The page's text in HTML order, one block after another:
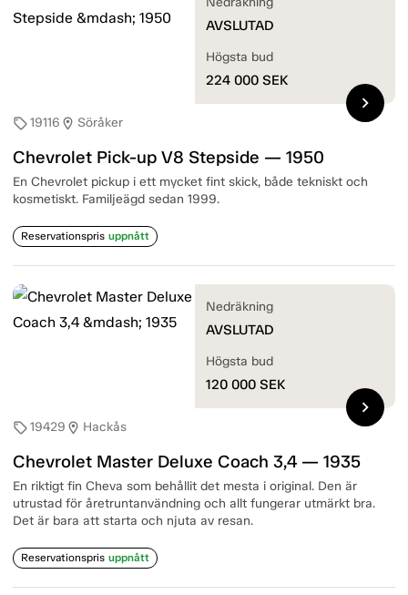
sell19116 location_on Söråker
Chevrolet Pick-up V8 Stepside — 1950
En Chevrolet pickup i ett mycket fint skick, både tekniskt och
kosmetiskt. Familjeägd sedan 1999.
Reservationspris uppnått
AVSLUTAD
Högsta bud
224 000 SEK
chevron_right
sell19429 location_on Hackås
Chevrolet Master Deluxe Coach 3,4 — 1935
En riktigt fin Cheva som behållit det mesta i original. Den är
utrustad för åretruntanvändning och allt fungerar utmärkt bra.
Det är bara att starta och njuta av resan.
Reservationspris uppnått
Nedräkning
AVSLUTAD
Högsta bud
120 000 SEK
chevron_right